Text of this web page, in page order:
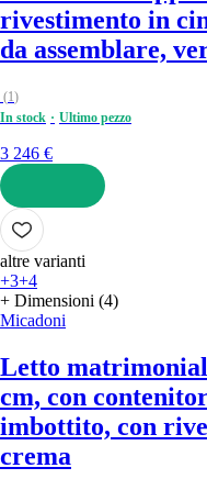
rivestimento in
da assemblare,
(1)
In stock
Ultimo pezzo
3 246 €
AGGIUNGI
altre varianti
+3+4
+ Dimensioni (4)
Micadoni
Letto
cm, con
imbottito, con
crema